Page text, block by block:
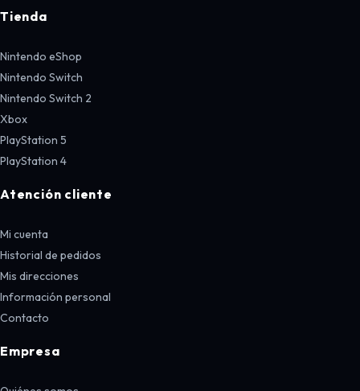
Tienda
Nintendo eShop
Nintendo Switch
Nintendo Switch 2
Xbox
PlayStation 5
PlayStation 4
Atención cliente
Mi cuenta
Historial de pedidos
Mis direcciones
Información personal
Contacto
Empresa